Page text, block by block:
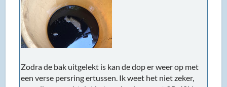
Zodra de bak uitgelekt is kan de dop er weer op met
een verse persring ertussen. Ik weet het niet zeker,